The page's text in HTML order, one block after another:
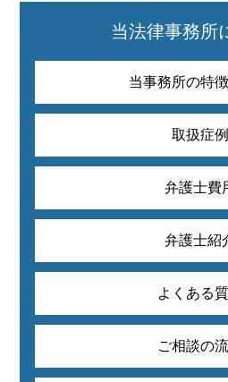
当法律事務所
当事務所の特
取扱症例
弁護士費
弁護士紹
よくある
ご相談の